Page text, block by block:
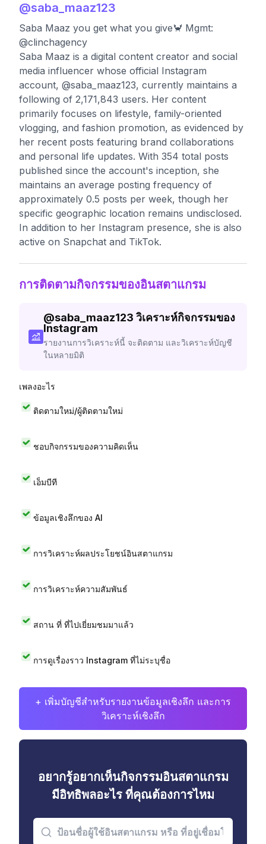
@saba_maaz123
Saba Maaz you get what you give🦀 Mgmt:
@clinchagency
Saba Maaz is a digital content creator and social
media influencer whose official Instagram
account, @saba_maaz123, currently maintains a
following of 2,171,843 users. Her content
primarily focuses on lifestyle, family-oriented
vlogging, and fashion promotion, as evidenced by
her recent posts featuring brand collaborations
and personal life updates. With 354 total posts
published since the account's inception, she
maintains an average posting frequency of
approximately 0.5 posts per week, though her
specific geographic location remains undisclosed.
In addition to her Instagram presence, she is also
active on Snapchat and TikTok.
การติดตามกิจกรรมของอินสตาแกรม
@saba_maaz123 วิเคราะห์กิจกรรมของ
Instagram
รายงานการวิเคราะห์นี้ จะติดตาม และวิเคราะห์บัญชี
ในหลายมิติ
เพลงอะไร
ติดตามใหม่/ผู้ติดตามใหม่
ชอบกิจกรรมของความคิดเห็น
เอ็มบีที
ข้อมูลเชิงลึกของ AI
การวิเคราะห์ผลประโยชน์อินสตาแกรม
การวิเคราะห์ความสัมพันธ์
สถาน ที่ ที่ไปเยี่ยมชมมาแล้ว
การดูเรื่องราว Instagram ที่ไม่ระบุชื่อ
+ เพิ่มบัญชีสำหรับรายงานข้อมูลเชิงลึก และการ
วิเคราะห์เชิงลึก
อยากรู้อยากเห็นกิจกรรมอินสตาแกรม
มีอิทธิพลอะไร ที่คุณต้องการไหม